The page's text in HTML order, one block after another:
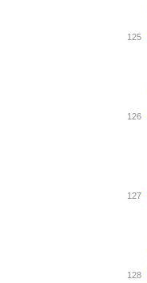
125
126
127
128